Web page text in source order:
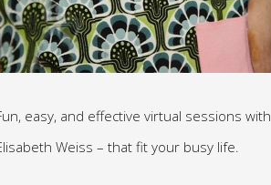
easy, and effective virtual sessions with
Weiss – that fit your busy life.